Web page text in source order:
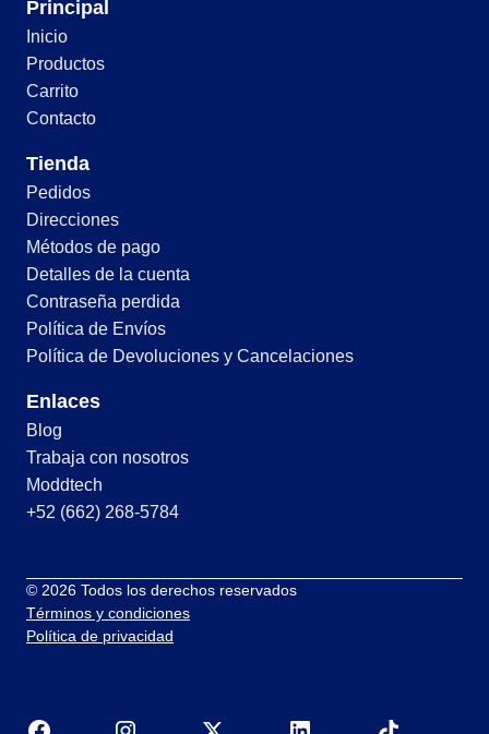
Principal
Inicio
Productos
Carrito
Contacto
Tienda
Pedidos
Direcciones
Métodos de pago
Detalles de la cuenta
Contraseña perdida
Política de Envíos
Política de Devoluciones y Cancelaciones
Enlaces
Blog
Trabaja con nosotros
Moddtech
+52 (662) 268-5784
© 2026 Todos los derechos reservados
Términos y condiciones
Política de privacidad